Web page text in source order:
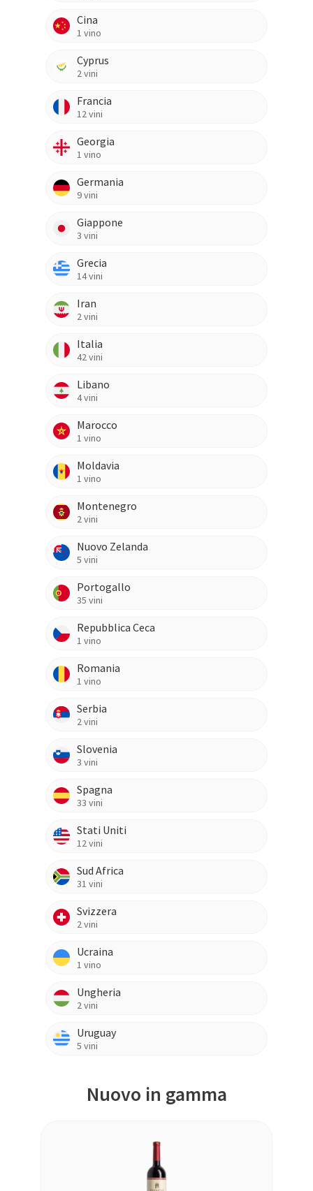
Cina
1 vino
Cyprus
2vini
Francia
12vini
Georgia
1 vino
Germania
9vini
Giappone
3 vini
Grecia
14vini
Iran
2vini
Italia
42vini
Libano
4vini
Marocco
1 vino
Moldavia
1 vino
Montenegro
2vini
Nuovo Zelanda
5 vini
Portogallo
35 vini
Repubblica Ceca
1 vino
Romania
1 vino
Serbia
2vini
Slovenia
3 vini
Spagna
33 vini
Stati Uniti
12vini
Sud Africa
31 vini
Svizzera
2vini
Ucraina
1 vino
Ungheria
2vini
Uruguay
5 vini
Nuovo in gamma